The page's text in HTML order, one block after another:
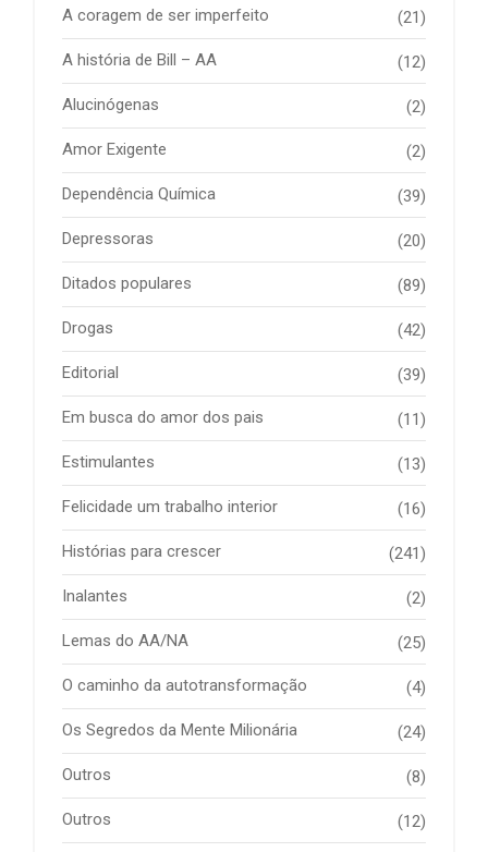
A coragem de ser imperfeito (21)
A história de Bill – AA (12)
Alucinógenas (2)
Amor Exigente (2)
Dependência Química (39)
Depressoras (20)
Ditados populares (89)
Drogas (42)
Editorial (39)
Em busca do amor dos pais (11)
Estimulantes (13)
Felicidade um trabalho interior (16)
Histórias para crescer (241)
Inalantes (2)
Lemas do AA/NA (25)
O caminho da autotransformação (4)
Os Segredos da Mente Milionária (24)
Outros (8)
Outros (12)